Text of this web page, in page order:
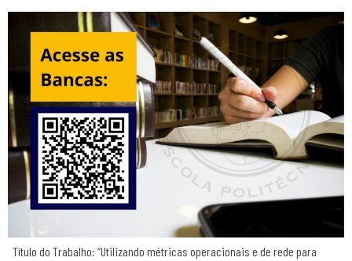
Título do Trabalho: “Utilizando métricas operacionais e de rede para